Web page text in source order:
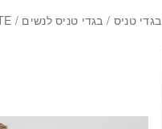
בגדי טניס / בגדי טניס לנשים / BIDI BADU EVE TECH ROUNDNECK TEE WHITE חולצת טניס נשים בידי באדו